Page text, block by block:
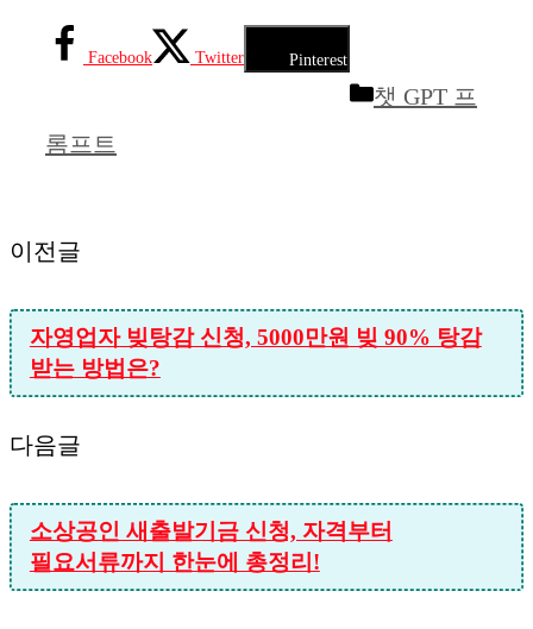
Facebook Twitter Pinterest
카
챗 GPT 프
롬프트
이전글
자영업자 빚탕감 신청, 5000만원 빚 90% 탕감
받는 방법은?
다음글
소상공인 새출발기금 신청, 자격부터
필요서류까지 한눈에 총정리!